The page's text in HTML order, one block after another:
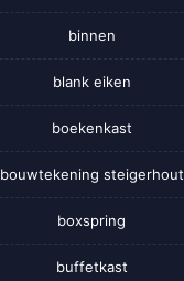
binnen
blank eiken
boekenkast
bouwtekening steigerhout
boxspring
buffetkast